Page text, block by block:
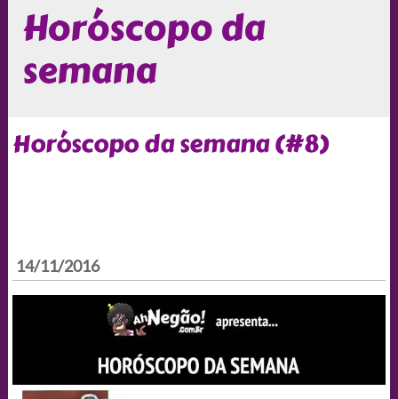
Horóscopo da
semana
Horóscopo da semana (#8)
14/11/2016